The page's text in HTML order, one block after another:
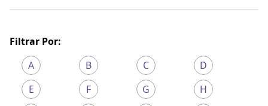
Filtrar Por:
A
B C
D
E
F G
H